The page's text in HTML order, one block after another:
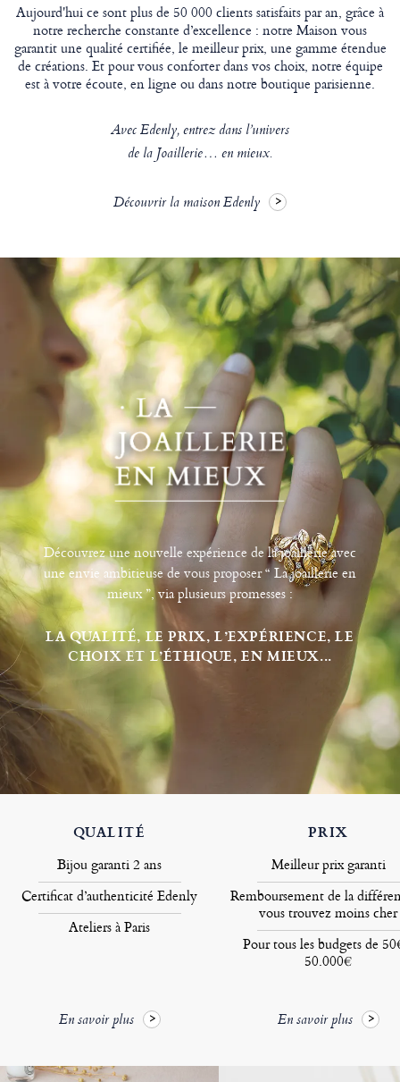
Aujourd'hui ce sont plus de 50 000 clients satisfaits par an, grâce à
notre recherche constante d’excellence : notre Maison vous
garantit une qualité certifiée, le meilleur prix, une gamme étendue
de créations. Et pour vous conforter dans vos choix, notre équipe
est à votre écoute, en ligne ou dans notre boutique parisienne.
Avec Edenly, entrez dans l’univers
de la Joaillerie… en mieux.
Découvrir la maison Edenly
Découvrez une nouvelle expérience de la joaillerie avec
une envie ambitieuse de vous proposer “ La joaillerie en
mieux ”, via plusieurs promesses :
LA QUALITÉ, LE PRIX, L’EXPÉRIENCE, LE
CHOIX ET L’ÉTHIQUE, EN MIEUX...
QUALITÉ
Bijou garanti 2 ans
Certificat d’authenticité Edenly
Ateliers à Paris
En savoir plus
PRIX
Meilleur prix garanti
Remboursement de la
vous trouvez moins cher
Pour tous les budgets de
50.000€
En savoir plus